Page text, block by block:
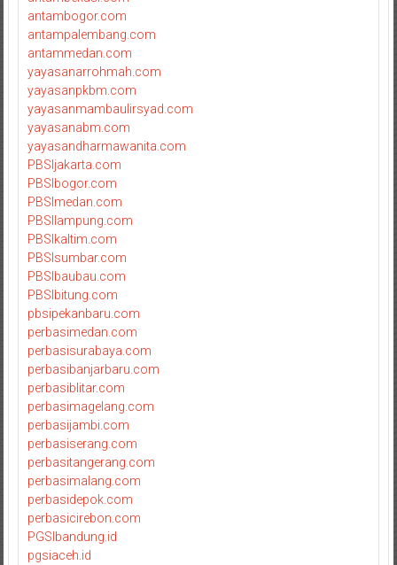
antambogor.com
antampalembang.com
antammedan.com
yayasanarrohmah.com
yayasanpkbm.com
yayasanmambaulirsyad.com
yayasanabm.com
yayasandharmawanita.com
PBSIjakarta.com
PBSIbogor.com
PBSImedan.com
PBSIlampung.com
PBSIkaltim.com
PBSIsumbar.com
PBSIbaubau.com
PBSIbitung.com
pbsipekanbaru.com
perbasimedan.com
perbasisurabaya.com
perbasibanjarbaru.com
perbasiblitar.com
perbasimagelang.com
perbasijambi.com
perbasiserang.com
perbasitangerang.com
perbasimalang.com
perbasidepok.com
perbasicirebon.com
PGSIbandung.id
pgsiaceh.id